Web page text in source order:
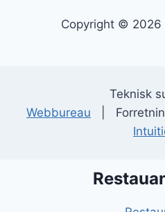
Copyright © 2026
Teknisk
Webbureau |